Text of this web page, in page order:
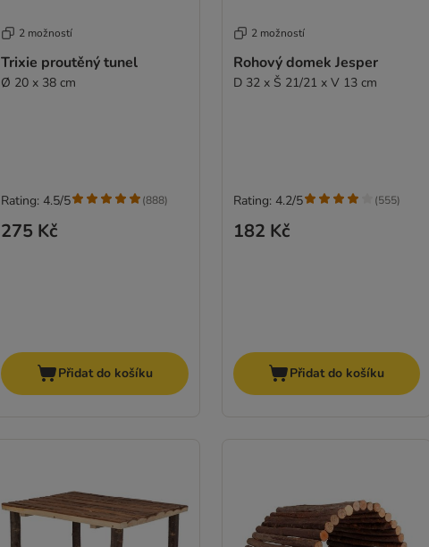
2 možností
Trixie proutěný tunel
Ø 20 x 38 cm
275 Kč
Rating: 4.5/5 (888)
Přidat do košíku
2 možností
Rohový domek Jesper
D 32 x Š 21/21 x V 13 cm
182 Kč
Rating: 4.2/5 (555)
Přidat do košíku